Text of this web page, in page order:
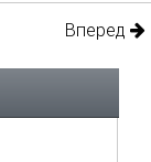
Вперед